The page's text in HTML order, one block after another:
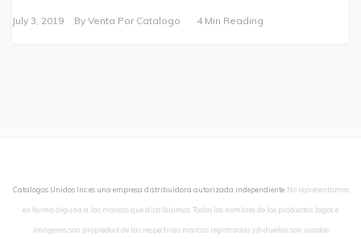
July 3, 2019 By Venta Por Catalogo 4 Min Reading
Catalogos Unidos Inc es una empresa distribuidora autorizada independiente. No representamos
en forma alguna a las marcas que distribuimos. Todos los nombres de los productos, logos e
imagenes son propiedad de las respectivas marcas registradas y/o dueños son usados